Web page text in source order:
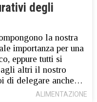
degli
la nostra
importanza per una
eppure tutti si
agli altri il nostro
di delegare anche…
ALIMENTAZIONE